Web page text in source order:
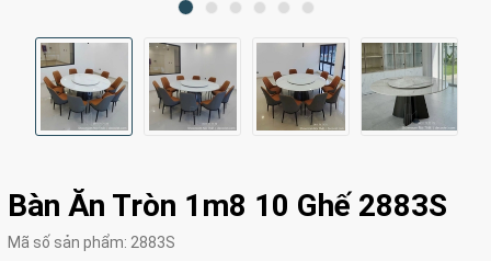
Bàn Ăn Tròn 1m8 10 Ghế 2883S
Mã số sản phẩm: 2883S